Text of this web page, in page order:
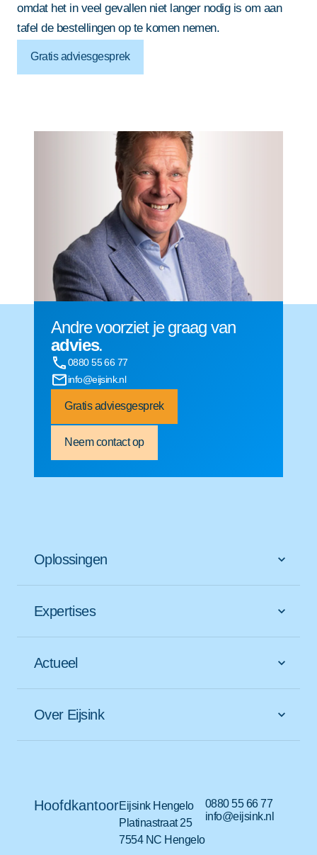
omdat het in veel gevallen niet langer nodig is om aan
tafel de bestellingen op te komen nemen.
Gratis adviesgesprek
Andre voorziet je graag van
advies.
0880 55 66 77
info@eijsink.nl
Gratis adviesgesprek
Neem contact op
Oplossingen
Expertises
Actueel
Over Eijsink
HoofdkantoorEijsink Hengelo
Platinastraat 25
7554 NC Hengelo
0880 55 66 77
info@eijsink.nl